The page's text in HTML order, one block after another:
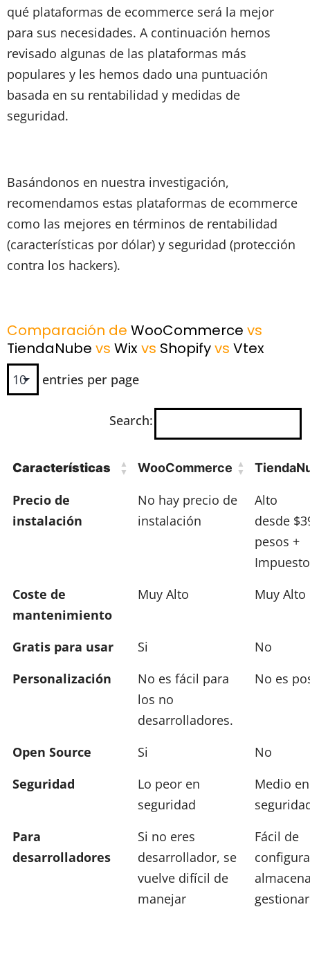
qué plataformas de ecommerce será la mejor
para sus necesidades. A continuación hemos
revisado algunas de las plataformas más
populares y les hemos dado una puntuación
basada en su rentabilidad y medidas de
seguridad.
Basándonos en nuestra investigación,
recomendamos estas plataformas de ecommerce
como las mejores en términos de rentabilidad
(características por dólar) y seguridad (protección
contra los hackers).
Comparación de WooCommerce vs
TiendaNube vs Wix vs Shopifyvs Vtex
entries per page
Search:
Características WooCommerce
Precio de
instalación
No hay precio de
instalación
Alto
desde
pesos +
Coste de
mantenimiento
Muy Alto Muy Alto
Gratis para usar Si
No
Personalización
No es fácil para
los no
desarrolladores.
No es
Open Source Si
No
Seguridad
Lo peor en
seguridad
Medio en
Para
desarrolladores
Si no eres
desarrollador, se
vuelve difícil de
manejar
Fácil de
gestionar